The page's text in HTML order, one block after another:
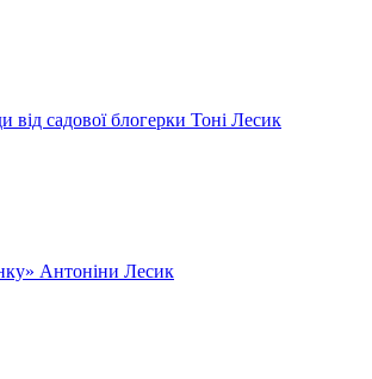
від садової блогерки Тоні Лесик
Антоніни Лесик